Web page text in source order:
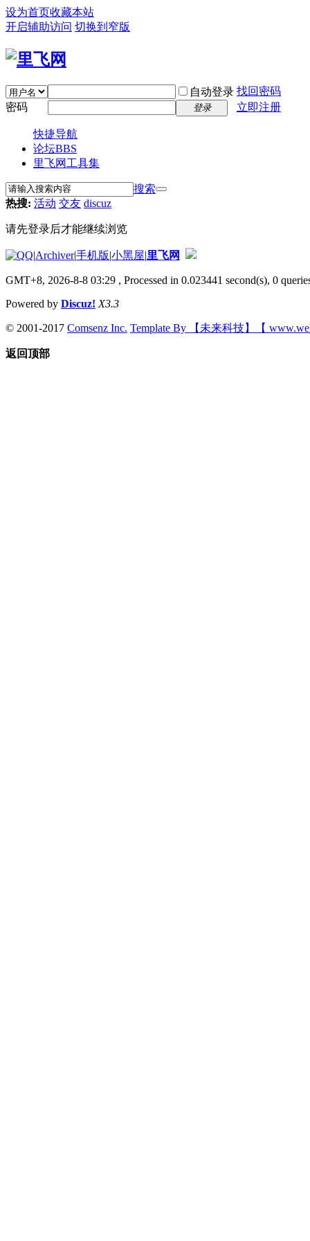
设为首页收藏本站
开启辅助访问 切换到窄版
自动登录 找回密码
密码
登录 立即注册
快捷导航
论坛BBS
里飞网工具集
搜索
热搜: 活动 交友 discuz
请先登录后才能继续浏览
|Archiver|手机版|小黑屋|里飞网
GMT+8, 2026-8-8 03:29 , Processed in 0.023441 second(s), 0
Powered by Discuz! X3.3
© 2001-2017 Comsenz Inc. Template By 【未来科技】【
返回顶部